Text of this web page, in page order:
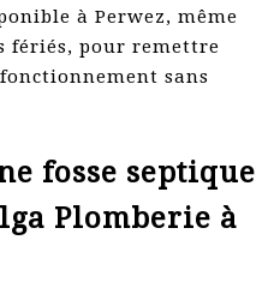
à Perwez, même
fériés, pour remettre
sans
fosse septique
Plomberie à